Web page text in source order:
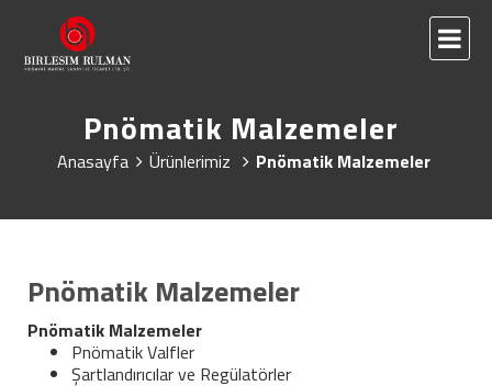
Pnömatik Malzemeler
Anasayfa Ürünlerimiz Pnömatik Malzemeler
Pnömatik Malzemeler
Pnömatik Malzemeler
Pnömatik Valfler
Şartlandırıcılar ve Regülatörler